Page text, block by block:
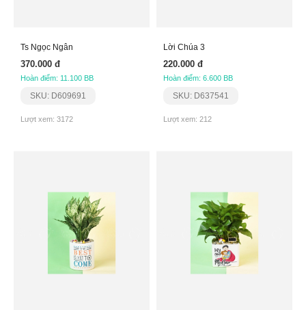
Ts Ngọc Ngân
370.000 đ
Hoàn điểm: 11.100 BB
SKU: D609691
Lượt xem: 3172
Lời Chúa 3
220.000 đ
Hoàn điểm: 6.600 BB
SKU: D637541
Lượt xem: 212